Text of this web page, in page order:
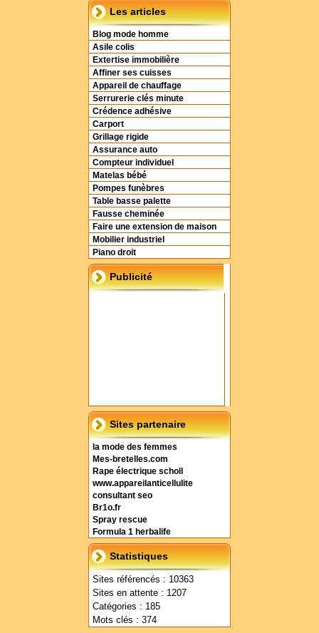
Les articles
Blog mode homme
Asile colis
Extertise immobilière
Affiner ses cuisses
Appareil de chauffage
Serrurerie clés minute
Crédence adhésive
Carport
Grillage rigide
Assurance auto
Compteur individuel
Matelas bébé
Pompes funèbres
Table basse palette
Fausse cheminée
Faire une extension de maison
Mobilier industriel
Piano droit
Publicité
Sites partenaire
la mode des femmes
Mes-bretelles.com
Rape électrique scholl
www.appareilanticellulite
consultant seo
Br1o.fr
Spray rescue
Formula 1 herbalife
Statistiques
Sites référencés : 10363
Sites en attente : 1207
Catégories : 185
Mots clés : 374